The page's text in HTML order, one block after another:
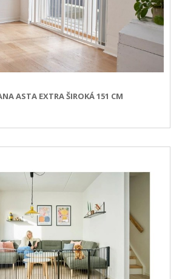
ASTA EXTRA ŠIROKÁ 151 CM